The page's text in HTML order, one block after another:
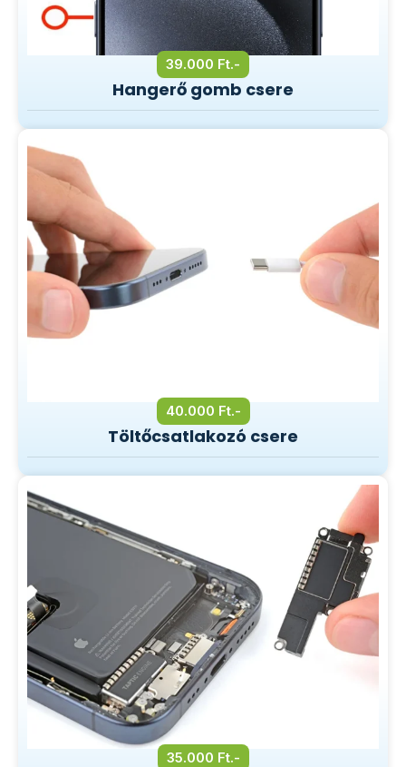
39.000 Ft.-
Hangerő gomb csere
40.000 Ft.-
Töltőcsatlakozó csere
35.000 Ft.-